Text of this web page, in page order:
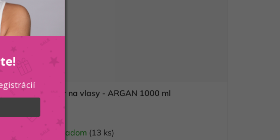
Kallos kondicionér na vlasy - ARGAN 1000 ml
Skladom (13 ks)